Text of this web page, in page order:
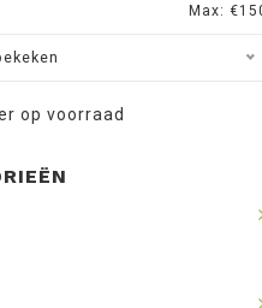
Max: €
op voorraad